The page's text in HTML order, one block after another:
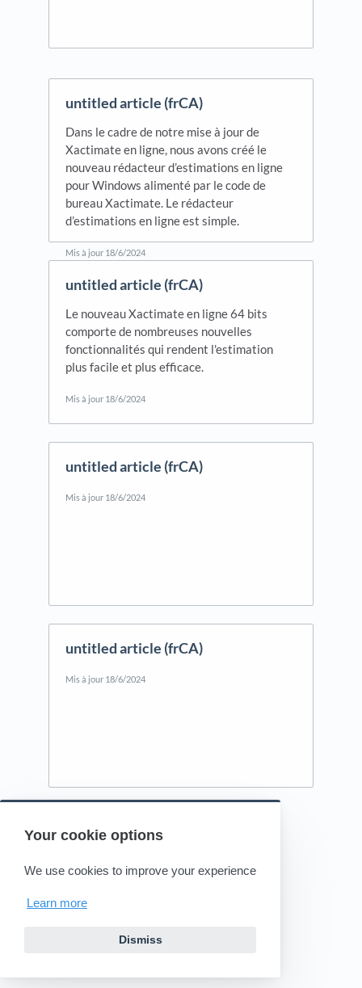
Your cookie options
We use cookies to improve your experience
Learn more
Dismiss
untitled article (frCA)
Dans le cadre de notre mise à jour de
Xactimate en ligne, nous avons créé le
nouveau rédacteur d’estimations en ligne
pour Windows alimenté par le code de
bureau Xactimate. Le rédacteur
d’estimations en ligne est simple.
Mis à jour 18/6/2024
untitled article (frCA)
Le nouveau Xactimate en ligne 64 bits
comporte de nombreuses nouvelles
fonctionnalités qui rendent l'estimation
plus facile et plus efficace.
Mis à jour 18/6/2024
untitled article (frCA)
Mis à jour 18/6/2024
untitled article (frCA)
Mis à jour 18/6/2024
Powered by HelpDocs